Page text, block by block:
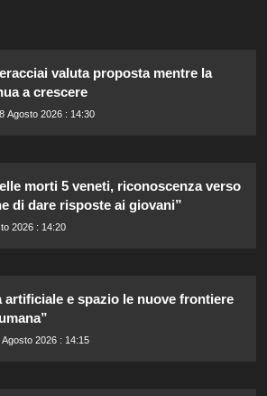
valuta proposta mentre la
a crescere
8 Agosto 2026 : 14:30
morti 5 veneti, riconoscenza verso
di dare risposte ai giovani”
2026 : 14:20
artificiale e spazio le nuove frontiere
Agosto 2026 : 14:15